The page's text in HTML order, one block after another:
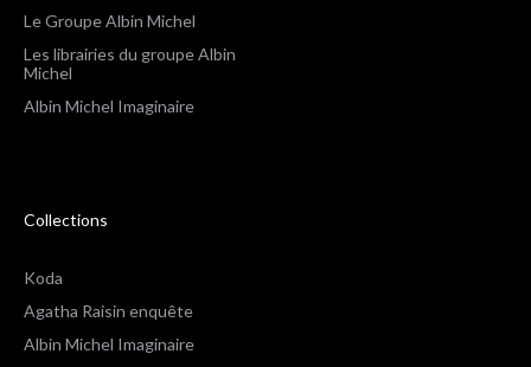
Le Groupe Albin Michel
Les librairies du groupe Albin
Michel
Albin Michel Imaginaire
Collections
Koda
Agatha Raisin enquête
Albin Michel Imaginaire